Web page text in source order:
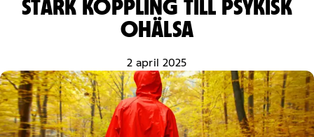
STARK KOPPLING TILL PSYKISK
OHÄLSA
2 april 2025